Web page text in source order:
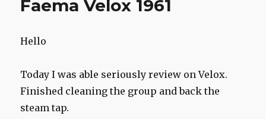
Faema Velox 1961
Hello
Today I was able seriously review on Velox.
Finished cleaning the group and back the
steam tap.